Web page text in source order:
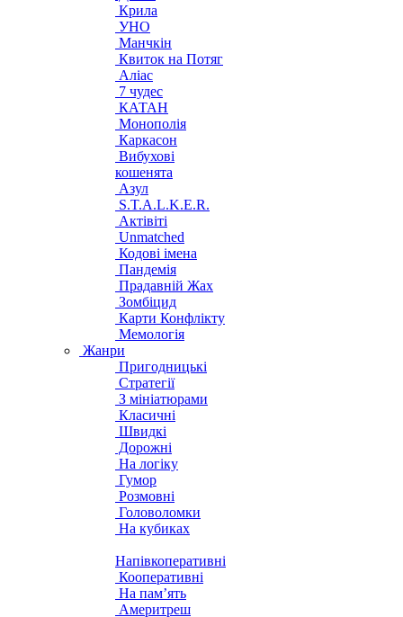
Крила
УНО
Манчкін
Квиток на Потяг
Аліас
7 чудес
КАТАН
Монополія
Каркасон
Вибухові
кошенята
Азул
S.T.A.L.K.E.R.
Актівіті
Unmatched
Кодові імена
Пандемія
Прадавній Жах
Зомбіцид
Карти Конфлікту
Мемологія
Жанри
Пригодницькі
Стратегії
З мініатюрами
Класичні
Швидкі
Дорожні
На логіку
Гумор
Розмовні
Головоломки
На кубиках
Напівкоперативні
Кооперативні
На пам’ять
Америтреш